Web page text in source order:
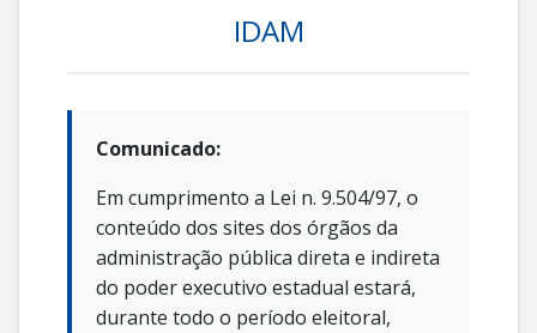
IDAM
Comunicado:
Em cumprimento a Lei n. 9.504/97, o
conteúdo dos sites dos órgãos da
administração pública direta e indireta
do poder executivo estadual estará,
durante todo o período eleitoral,